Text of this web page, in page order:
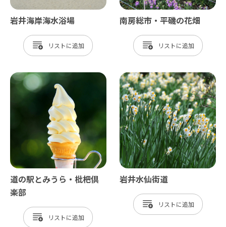
岩井海岸海水浴場
リスト
南房総市・平磯の花畑
リスト
道の駅とみうら・枇杷倶
楽部
リスト
岩井水仙街道
リスト